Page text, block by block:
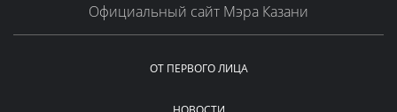
Официальный сайт Мэра Казани
ОТ ПЕРВОГО ЛИЦА